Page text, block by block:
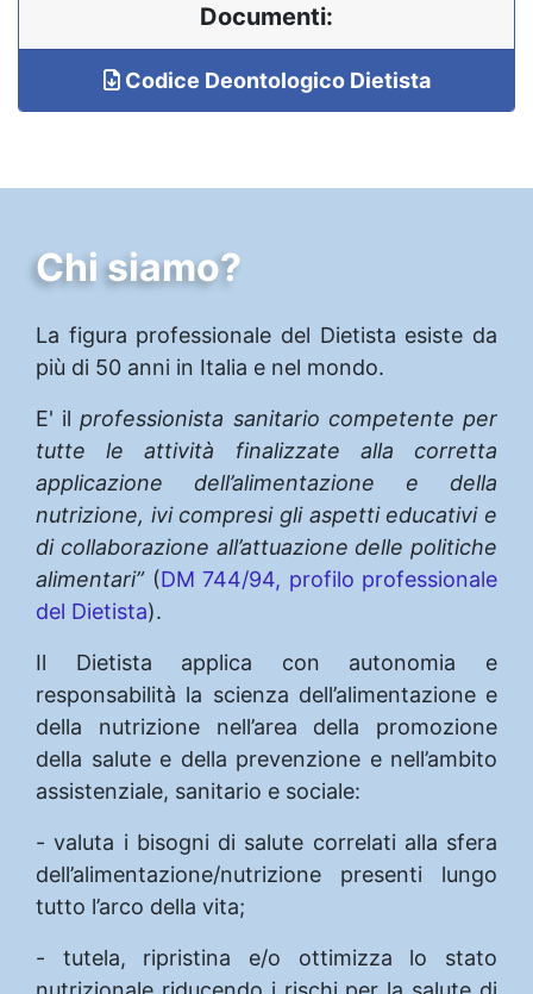
Documenti:
Codice Deontologico Dietista
Chi siamo?
La figura professionale del Dietista esiste da
più di 50 anni in Italia e nel mondo.
E' il professionista sanitario competente per
tutte le attività finalizzate alla corretta
applicazione dell’alimentazione e della
nutrizione, ivi compresi gli aspetti educativi e
di collaborazione all’attuazione delle politiche
alimentari” (DM 744/94, profilo professionale
del Dietista).
Il Dietista applica con autonomia e
responsabilità la scienza dell’alimentazione e
della nutrizione nell’area della promozione
della salute e della prevenzione e nell’ambito
assistenziale, sanitario e sociale:
- valuta i bisogni di salute correlati alla sfera
dell’alimentazione/nutrizione presenti lungo
tutto l’arco della vita;
- tutela, ripristina e/o ottimizza lo stato